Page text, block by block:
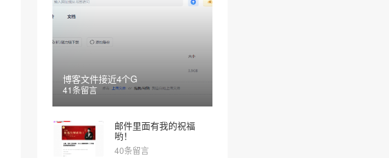
博客文件接近4个G
41条留言
邮件里面有我的祝福
哟！
40条留言